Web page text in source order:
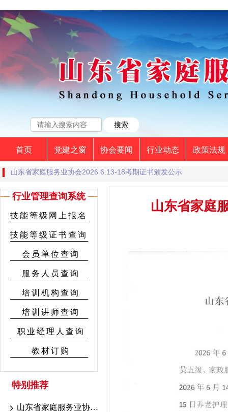
首页 党建之窗 协会要闻 行业动态 政策法规
山东省家庭服务业协会2026.6.13-18考期证书颁发公示
行业管理查询系统
技能等级网上报名
技能等级证书查询
会员单位查询
服务人员查询
培训机构查询
培训讲师查询
职业经理人查询
教材订购
特别推荐
山东省家庭服务业协会7.18-19联考证书颁发公示
山东省家庭